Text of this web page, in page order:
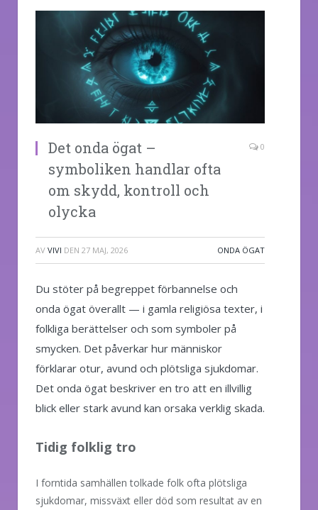
Det onda ögat –
symboliken handlar ofta
om skydd, kontroll och
olycka
0
AV VIVI DEN 27 MAJ, 2026 ONDA ÖGAT
Du stöter på begreppet förbannelse och
onda ögat överallt — i gamla religiösa texter, i
folkliga berättelser och som symboler på
smycken. Det påverkar hur människor
förklarar otur, avund och plötsliga sjukdomar.
Det onda ögat beskriver en tro att en illvillig
blick eller stark avund kan orsaka verklig skada.
Tidig folklig tro
I forntida samhällen tolkade folk ofta plötsliga
sjukdomar, missväxt eller död som resultat av en